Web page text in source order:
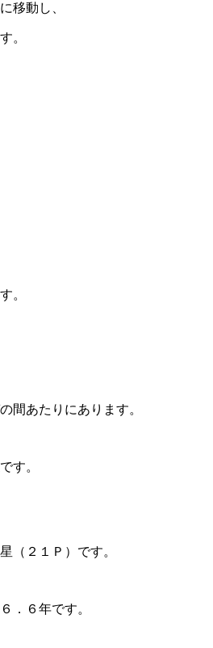
移動し、
。
。
間あたりにあります。
す。
（２１Ｐ）です。
．６年です。